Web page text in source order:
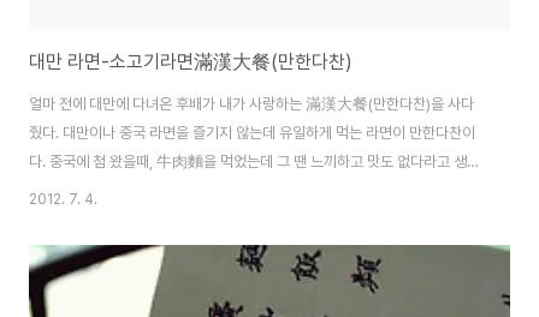
대만 라면-소고기라면滿漢大餐(만한다찬)
얼마 전에 대만에 다녀온 후배가 내가 사랑하는 滿漢大餐(만한다찬)을 사다
줬다. 대만이나 중국 라면을 즐기지 않는데 유일하게 먹는 라면이 만한다찬이
다. 중국에 첨 왔을때, 牛肉麵을 먹었는데 그 땐 느끼하고 맛도 없다라고 생각
했는데 대만 가서 먹어보곤 반하게 되었다.대만에 만한다찬 말고 다른 브랜드
珍味牛肉麵과 蔥燒牛肉麵. 평상시 국물이 맑은 清燉보다는 간장 등으로
양념을 한 紅燒를 좋아하는데 이 두 라면 모두 紅燒의 방법으로.봉지를 뜯어
보면,면과 고기, 스프, 기름이 들어있다. 대만 라면은 모두 면발이 가늘어서 뚜
2012. 7. 4.